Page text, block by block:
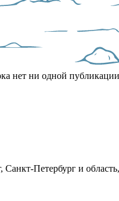
нет ни одной публикации
Санкт-Петербург и